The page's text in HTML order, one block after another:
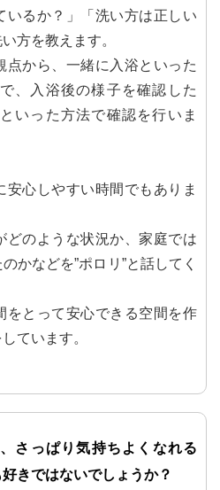
いるか？」「洗い方は正しい
方を教えます。
点から、一緒に入浴といった
、入浴後の様子を確認した
いった方法で確認を行いま
心しやすい時間でもありま
どのような状況か、家庭では
かなどを”ポロリ”と話してく
をとって安心できる空間を作
ています。
さっぱり気持ちよくなれる
きではないでしょうか？